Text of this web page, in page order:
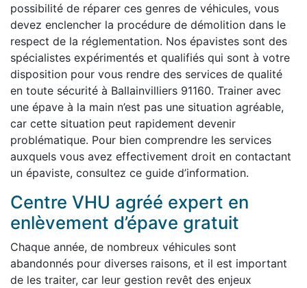
possibilité de réparer ces genres de véhicules, vous
devez enclencher la procédure de démolition dans le
respect de la réglementation. Nos épavistes sont des
spécialistes expérimentés et qualifiés qui sont à votre
disposition pour vous rendre des services de qualité
en toute sécurité à Ballainvilliers 91160. Trainer avec
une épave à la main n’est pas une situation agréable,
car cette situation peut rapidement devenir
problématique. Pour bien comprendre les services
auxquels vous avez effectivement droit en contactant
un épaviste, consultez ce guide d’information.
Centre VHU agréé expert en
enlèvement d’épave gratuit
Chaque année, de nombreux véhicules sont
abandonnés pour diverses raisons, et il est important
de les traiter, car leur gestion revêt des enjeux